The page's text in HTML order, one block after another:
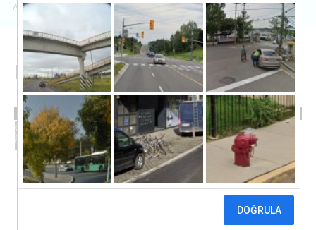
Anasayfa/Satılık Emlak/Daire/Dolce Vita 2+1 Daireler
Dolce Vita 2+1 Daireler
225,000 £